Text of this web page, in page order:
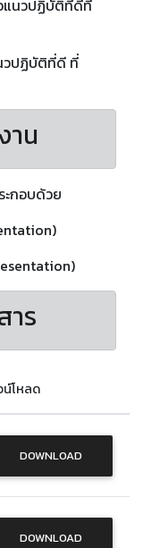
แนวปฏิบัติที่ดีที่
วปฏิบัติที่ดี ที่
าน
ะกอบด้วย
าร
น์โหลด
DOWNLOAD
DOWNLOAD